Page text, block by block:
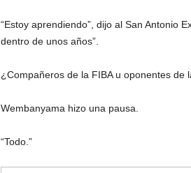
“Estoy aprendiendo”, dijo al San Antonio
dentro de unos años”.
¿Compañeros de la FIBA ​​u oponentes de
Wembanyama hizo una pausa.
“Todo.”